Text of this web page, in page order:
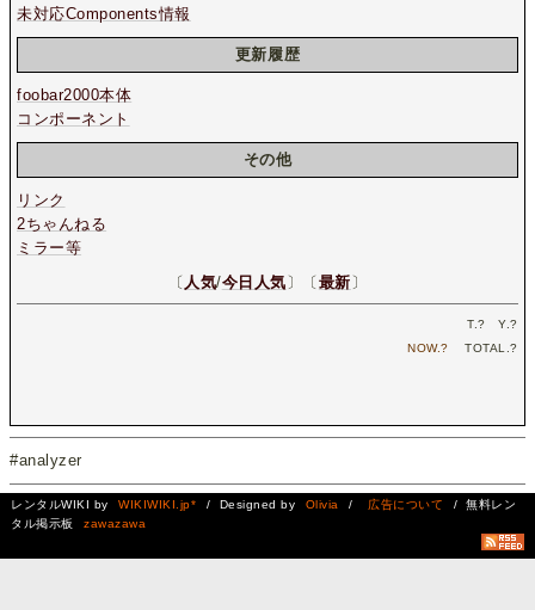
未対応Components情報
更新履歴
foobar2000本体
コンポーネント
その他
リンク
2ちゃんねる
ミラー等
〔 人気/今日人気 〕〔 最新 〕
T.? Y.?
NOW.? TOTAL.?
#analyzer
レンタルWIKI by WIKIWIKI.jp* / Designed by Olivia / 広告について
/ 無料レン
タル掲示板
zawazawa